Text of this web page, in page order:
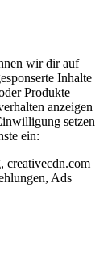
wir dir auf
Inhalte
Produkte
anzeigen
setzen
ein:
creativecdn.com
Ads